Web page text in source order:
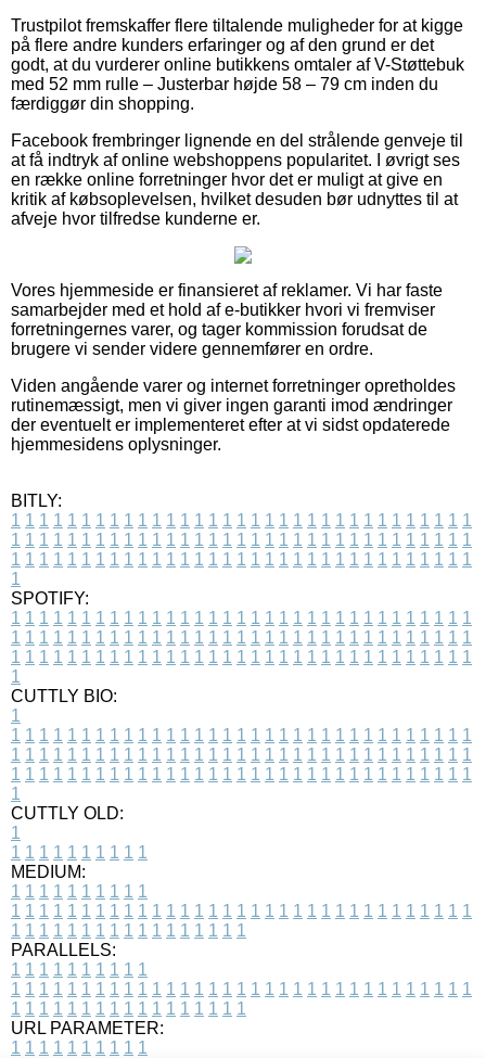
Trustpilot fremskaffer flere tiltalende muligheder for at kigge
på flere andre kunders erfaringer og af den grund er det
godt, at du vurderer online butikkens omtaler af V-Støttebuk
med 52 mm rulle – Justerbar højde 58 – 79 cm inden du
færdiggør din shopping.
Facebook frembringer lignende en del strålende genveje til
at få indtryk af online webshoppens popularitet. I øvrigt ses
en række online forretninger hvor det er muligt at give en
kritik af købsoplevelsen, hvilket desuden bør udnyttes til at
afveje hvor tilfredse kunderne er.
Vores hjemmeside er finansieret af reklamer. Vi har faste
samarbejder med et hold af e-butikker hvori vi fremviser
forretningernes varer, og tager kommission forudsat de
brugere vi sender videre gennemfører en ordre.
Viden angående varer og internet forretninger opretholdes
rutinemæssigt, men vi giver ingen garanti imod ændringer
der eventuelt er implementeret efter at vi sidst opdaterede
hjemmesidens oplysninger.
BITLY:
1 1 1 1 1 1 1 1 1 1 1 1 1 1 1 1 1 1 1 1 1 1 1 1 1 1 1 1 1 1 1 1 1
1 1 1 1 1 1 1 1 1 1 1 1 1 1 1 1 1 1 1 1 1 1 1 1 1 1 1 1 1 1 1 1 1
1 1 1 1 1 1 1 1 1 1 1 1 1 1 1 1 1 1 1 1 1 1 1 1 1 1 1 1 1 1 1 1 1
1
SPOTIFY:
1 1 1 1 1 1 1 1 1 1 1 1 1 1 1 1 1 1 1 1 1 1 1 1 1 1 1 1 1 1 1 1 1
1 1 1 1 1 1 1 1 1 1 1 1 1 1 1 1 1 1 1 1 1 1 1 1 1 1 1 1 1 1 1 1 1
1 1 1 1 1 1 1 1 1 1 1 1 1 1 1 1 1 1 1 1 1 1 1 1 1 1 1 1 1 1 1 1 1
1
CUTTLY BIO:
1
1 1 1 1 1 1 1 1 1 1 1 1 1 1 1 1 1 1 1 1 1 1 1 1 1 1 1 1 1 1 1 1 1
1 1 1 1 1 1 1 1 1 1 1 1 1 1 1 1 1 1 1 1 1 1 1 1 1 1 1 1 1 1 1 1 1
1 1 1 1 1 1 1 1 1 1 1 1 1 1 1 1 1 1 1 1 1 1 1 1 1 1 1 1 1 1 1 1 1
1
CUTTLY OLD:
1
1 1 1 1 1 1 1 1 1 1
MEDIUM:
1 1 1 1 1 1 1 1 1 1
1 1 1 1 1 1 1 1 1 1 1 1 1 1 1 1 1 1 1 1 1 1 1 1 1 1 1 1 1 1 1 1 1
1 1 1 1 1 1 1 1 1 1 1 1 1 1 1 1 1
PARALLELS:
1 1 1 1 1 1 1 1 1 1
1 1 1 1 1 1 1 1 1 1 1 1 1 1 1 1 1 1 1 1 1 1 1 1 1 1 1 1 1 1 1 1 1
1 1 1 1 1 1 1 1 1 1 1 1 1 1 1 1 1
URL PARAMETER:
1 1 1 1 1 1 1 1 1 1